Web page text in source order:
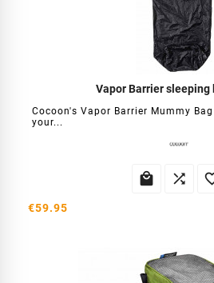
Vapor Barrier sleeping
Cocoon's Vapor Barrier Mummy
your...
 
€59.95